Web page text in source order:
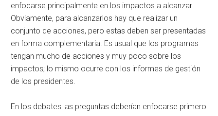
enfocarse principalmente en los impactos a alcanzar.
Obviamente, para alcanzarlos hay que realizar un
conjunto de acciones, pero estas deben ser presentadas
en forma complementaria. Es usual que los programas
tengan mucho de acciones y muy poco sobre los
impactos; lo mismo ocurre con los informes de gestión
de los presidentes.
En los debates las preguntas deberían enfocarse primero